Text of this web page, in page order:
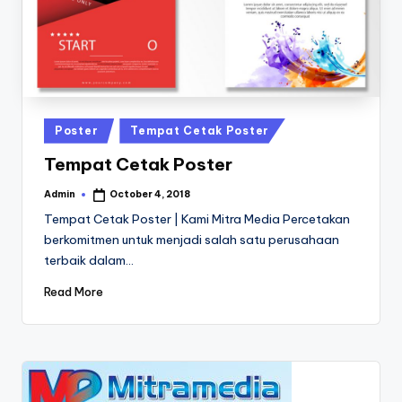
-
1
6
Jam
Posted
in
Poster Tempat Cetak Poster
Tempat Cetak Poster
Posted
Admin October 4, 2018
Tempat Cetak Poster | Kami Mitra Media Percetakan
berkomitmen untuk menjadi salah satu perusahaan
terbaik dalam…
Read More